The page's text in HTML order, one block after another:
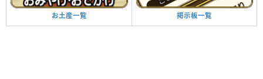
お土産一覧 掲示板一覧